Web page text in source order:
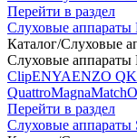
Перейти в раздел
Слуховые аппараты
Каталог/Слуховые
Слуховые аппараты
ClipENYAENZO Q
QuattroMagnaMatch
Перейти в раздел
Слуховые аппараты